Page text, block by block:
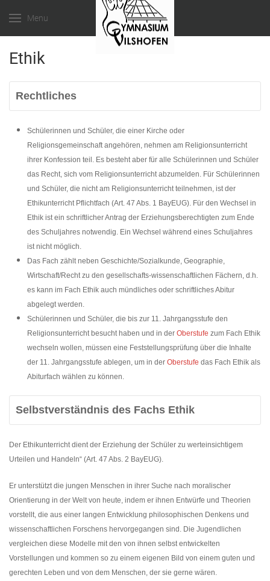
Menu
Ethik
Rechtliches
Schülerinnen und Schüler, die einer Kirche oder
Religionsgemeinschaft angehören, nehmen am Religionsunterricht
ihrer Konfession teil. Es besteht aber für alle Schülerinnen und Schüler
das Recht, sich vom Religionsunterricht abzumelden. Für Schülerinnen
und Schüler, die nicht am Religionsunterricht teilnehmen, ist der
Ethikunterricht Pflichtfach (Art. 47 Abs. 1 BayEUG). Für den Wechsel in
Ethik ist ein schriftlicher Antrag der Erziehungsberechtigten zum Ende
des Schuljahres notwendig. Ein Wechsel während eines Schuljahres
ist nicht möglich.
Das Fach zählt neben Geschichte/Sozialkunde, Geographie,
Wirtschaft/Recht zu den gesellschafts-wissenschaftlichen Fächern, d.h.
es kann im Fach Ethik auch mündliches oder schriftliches Abitur
abgelegt werden.
Schülerinnen und Schüler, die bis zur 11. Jahrgangsstufe den
Religionsunterricht besucht haben und in der Oberstufe zum Fach Ethik
wechseln wollen, müssen eine Feststellungsprüfung über die Inhalte
der 11. Jahrgangsstufe ablegen, um in der Oberstufe das Fach Ethik als
Abiturfach wählen zu können.
Selbstverständnis des Fachs Ethik
Der Ethikunterricht dient der Erziehung der Schüler zu werteinsichtigem
Urteilen und Handeln“ (Art. 47 Abs. 2 BayEUG).
Er unterstützt die jungen Menschen in ihrer Suche nach moralischer
Orientierung in der Welt von heute, indem er ihnen Entwürfe und Theorien
vorstellt, die aus einer langen Entwicklung philosophischen Denkens und
wissenschaftlichen Forschens hervorgegangen sind. Die Jugendlichen
vergleichen diese Modelle mit den von ihnen selbst entwickelten
Vorstellungen und kommen so zu einem eigenen Bild von einem guten und
gerechten Leben und von dem Menschen, der sie gerne wären.